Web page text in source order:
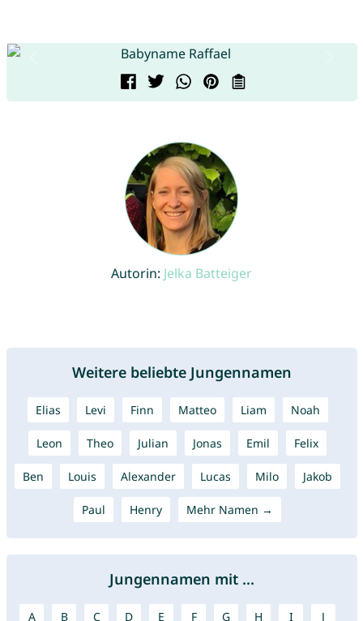
Autorin: Jelka Batteiger
Weitere beliebte Jungennamen
Elias Levi Finn Matteo Liam Noah
Leon Theo Julian Jonas Emil Felix
Ben Louis Alexander Lucas Milo Jakob
Paul Henry Mehr Namen →
Jungennamen mit ...
A B C D E F G H I J